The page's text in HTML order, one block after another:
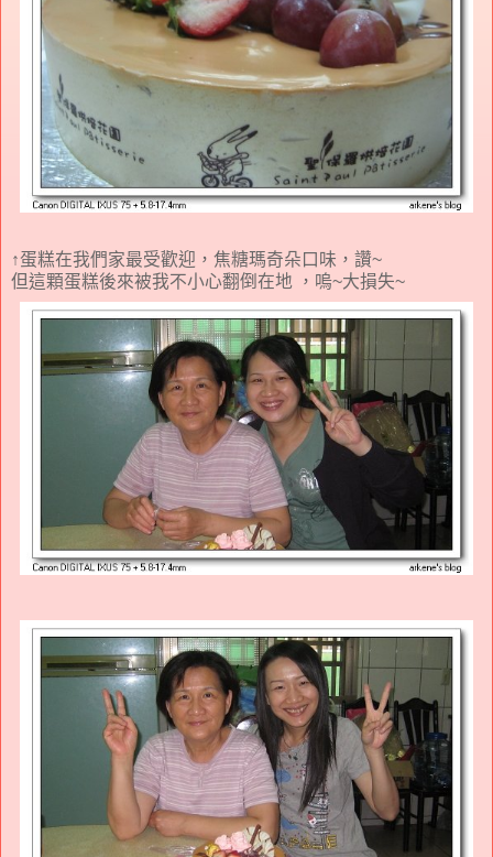
↑蛋糕在我們家最受歡迎，焦糖瑪奇朵口味，讚~
但這顆蛋糕後來被我不小心翻倒在地 ，嗚~大損失~